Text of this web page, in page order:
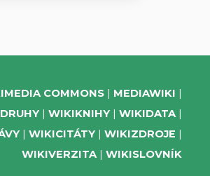
COMMONS
MEDIAWIKI
WIKIKNIHY
WIKIDATA
WIKICITÁTY
WIKIZDROJE
WIKIVERZITA
WIKISLOVNÍK